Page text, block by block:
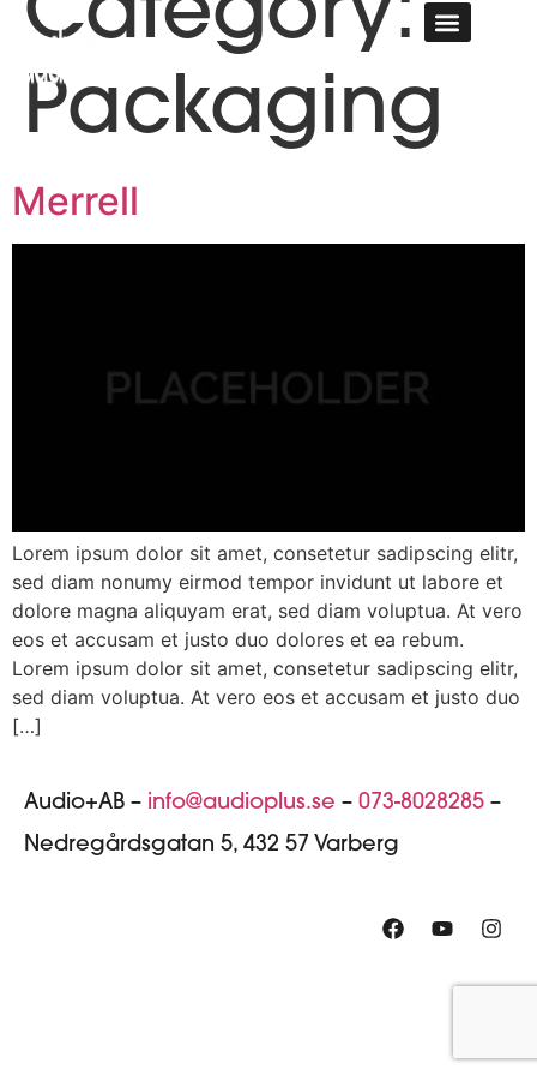
Category:
Packaging
Merrell
Lorem ipsum dolor sit amet, consetetur sadipscing elitr,
sed diam nonumy eirmod tempor invidunt ut labore et
dolore magna aliquyam erat, sed diam voluptua. At vero
eos et accusam et justo duo dolores et ea rebum.
Lorem ipsum dolor sit amet, consetetur sadipscing elitr,
sed diam voluptua. At vero eos et accusam et justo duo
[…]
Audio+AB – info@audioplus.se – 073-8028285 –
Nedregårdsgatan 5, 432 57 Varberg